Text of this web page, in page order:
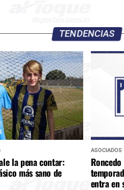
TENDENCIAS
la pena contar:
más sano de
ASOCIADOS
entra en